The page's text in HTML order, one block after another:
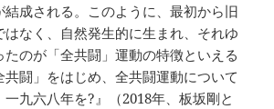
結成される。このように、最初から旧
なく、自然発生的に生まれ、それゆ
たのが「全共闘」運動の特徴といえる
共闘」をはじめ、全共闘運動について
九六八年を?』（2018年、板坂剛と